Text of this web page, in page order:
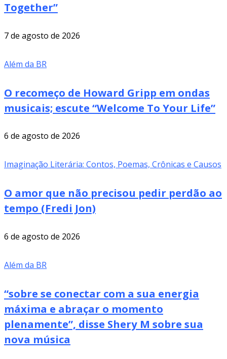
Together”
7 de agosto de 2026
Além da BR
O recomeço de Howard Gripp em ondas
musicais; escute “Welcome To Your Life”
6 de agosto de 2026
Imaginação Literária: Contos, Poemas, Crônicas e Causos
O amor que não precisou pedir perdão ao
tempo (Fredi Jon)
6 de agosto de 2026
Além da BR
“sobre se conectar com a sua energia
máxima e abraçar o momento
plenamente”, disse Shery M sobre sua
nova música